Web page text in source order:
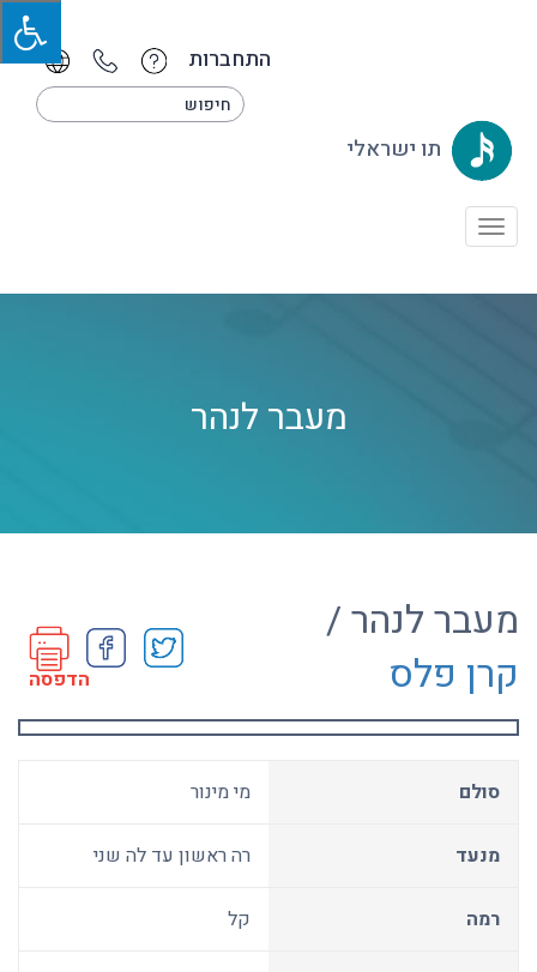
התחברות
תו ישראלי
Toggle
מעבר לנהר
מעבר לנהר /
קרן פלס
הדפסה
סולם מי מינור
מנעד רה ראשון עד לה שני
רמה קל